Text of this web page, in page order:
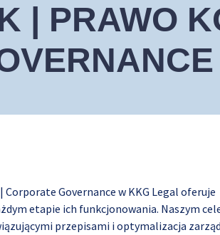
| PRAWO
Governance w KKG Legal oferuje
etapie ich funkcjonowania. Naszym
przepisami i optymalizacja